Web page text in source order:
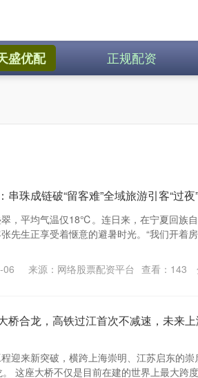
盛优配 正规配资
串珠成链破“留客难”全域旅游引客“过夜
，平均气温仅18℃。连日来，在宁夏回族
先生正享受着惬意的避暑时光。“我们开着
06 来源：网络股票配资平台 查看： 143
桥合龙，高铁过江首次不减速，未来
迎来新突破，横跨上海崇明、江苏启东的
这座大桥不仅是目前在建的世界上最大跨